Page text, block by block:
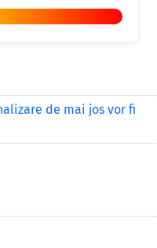
de mai jos vor fi